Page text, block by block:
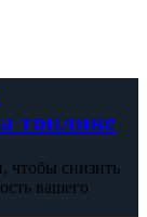
топливе
чтобы снизить
вашего